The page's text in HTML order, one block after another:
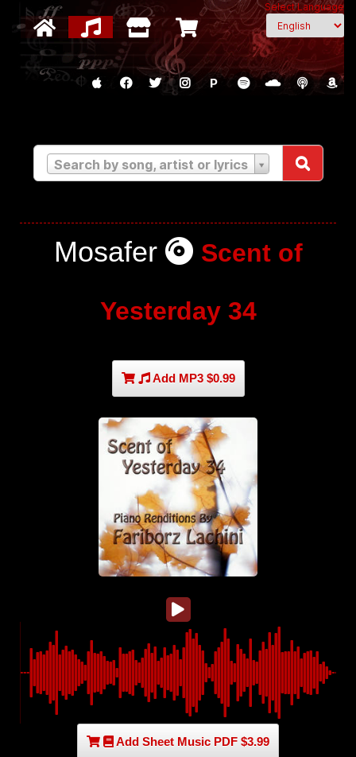
Select Language
P
Search by song, artist or lyrics
Mosafer Scent of
Yesterday 34
Add MP3 $0.99
Add Sheet Music PDF $3.99